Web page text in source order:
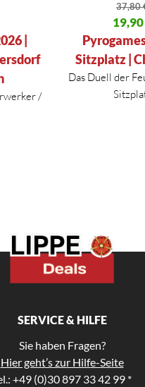
war: 26,80 €
€.
|
/
37,80
Ursprünglicher
19,90
Aktueller Preis
Pyrogames
Sitzplatz |
Das Duell der
SERVICE & HILFE
Sie haben Fragen?
Hier geht’s zur Hilfe-Seite
+49 (0)30 897 33 42 99 *